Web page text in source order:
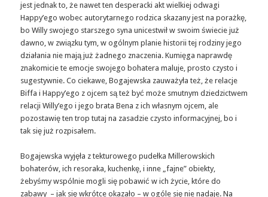
jest jednak to, że nawet ten desperacki akt wielkiej odwagi
Happy’ego wobec autorytarnego rodzica skazany jest na porażkę,
bo Willy swojego starszego syna unicestwił w swoim świecie już
dawno, w związku tym, w ogólnym planie historii tej rodziny jego
działania nie mają już żadnego znaczenia. Kumięga naprawdę
znakomicie te emocje swojego bohatera maluje, prosto czysto i
sugestywnie. Co ciekawe, Bogajewska zauważyła też, że relacje
Biffa i Happy’ego z ojcem są też być może smutnym dziedzictwem
relacji Willy’ego i jego brata Bena z ich własnym ojcem, ale
pozostawię ten trop tutaj na zasadzie czysto informacyjnej, bo i
tak się już rozpisałem.
Bogajewska wyjęła z tekturowego pudełka Millerowskich
bohaterów, ich resoraka, kuchenkę, i inne „fajne” obiekty,
żebyśmy wspólnie mogli się pobawić w ich życie, które do
zabawy – jak się wkrótce okazało – w ogóle się nie nadaje. Na